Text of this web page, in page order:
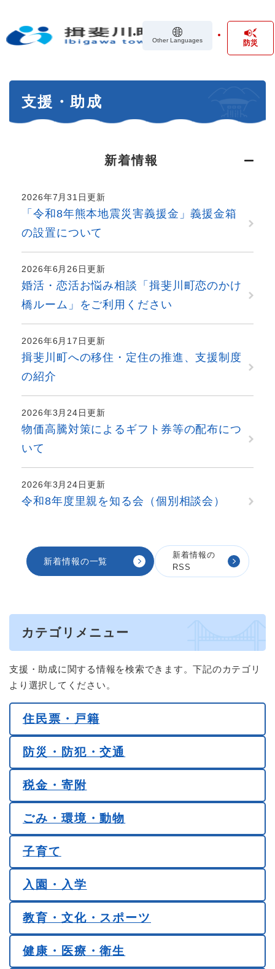
の
Other Languages 防災
支援・助成
新着情報
2026年7月31日更新
「令和8年熊本地震災害義援金」義援金箱
の設置について
2026年6月26日更新
婚活・恋活お悩み相談「揖斐川町恋のかけ
橋ルーム」をご利用ください
2026年6月17日更新
揖斐川町への移住・定住の推進、支援制度
の紹介
2026年3月24日更新
物価高騰対策によるギフト券等の配布につ
いて
2026年3月24日更新
令和8年度里親を知る会（個別相談会）
新着情報の一覧
新着情報の
RSS
カテゴリメニュー
支援・助成に関する情報を検索できます。下記のカテゴリ
より選択してください。
住民票・戸籍
防災・防犯・交通
税金・寄附
ごみ・環境・動物
子育て
入園・入学
教育・文化・スポーツ
健康・医療・衛生